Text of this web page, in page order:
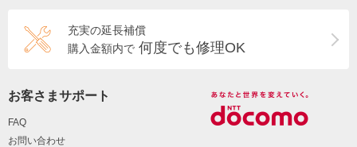
充実の延長補償
購入金額内で 何度でも修理OK
お客さまサポート
FAQ
お問い合わせ